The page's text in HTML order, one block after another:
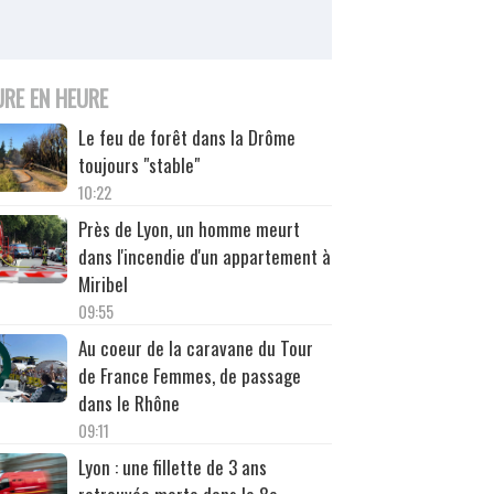
EN HEURE
Le feu de forêt dans la Drôme
toujours "stable"
10:22
Près de Lyon, un homme meurt
dans l'incendie d'un appartement à
Miribel
09:55
Au coeur de la caravane du Tour
de France Femmes, de passage
dans le Rhône
09:11
Lyon : une fillette de 3 ans